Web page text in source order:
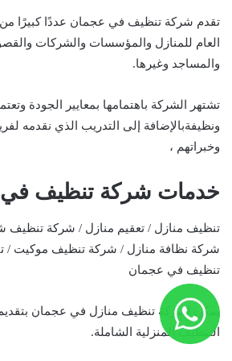
تقدم شركة تنظيف في عجمان عددًا كبيرًا
العام للمنازل والمؤسسات والشركات
والمساجد وغيرها.
تشتهر الشركة باهتمامها بمعايير الجودة
ونظيفةبالإضافة إلى التدريب الذي نقدمه
وخبراتهم ،
خدمات شركة تنظيف
تنظيف منازل / تعقيم منازل / شركة
شركة نظافة منازل / شركة تنظيف موكيت
تنظيف في عجمان
يمكن لشركة تنظيف منازل في عجمان
التنظيف المنزلية الشاملة.